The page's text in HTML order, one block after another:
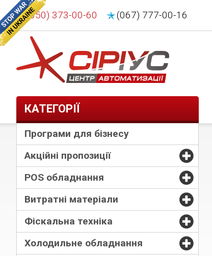
(050) 373-00-60 (067) 777-00-16
КАТЕГОРІЇ
Програми для бізнесу
Акційні пропозиції
POS обладнання
Витратні матеріали
Фіскальна техніка
Холодильне обладнання